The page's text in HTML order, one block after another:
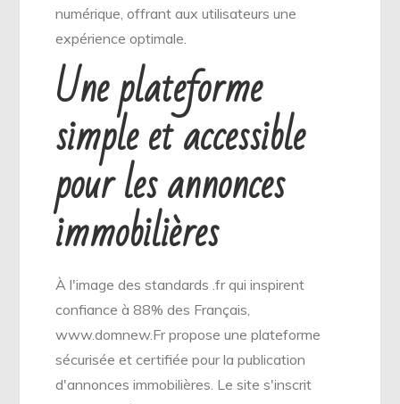
numérique, offrant aux utilisateurs une
expérience optimale.
Une plateforme
simple et accessible
pour les annonces
immobilières
À l'image des standards .fr qui inspirent
confiance à 88% des Français,
www.domnew.Fr propose une plateforme
sécurisée et certifiée pour la publication
d'annonces immobilières. Le site s'inscrit